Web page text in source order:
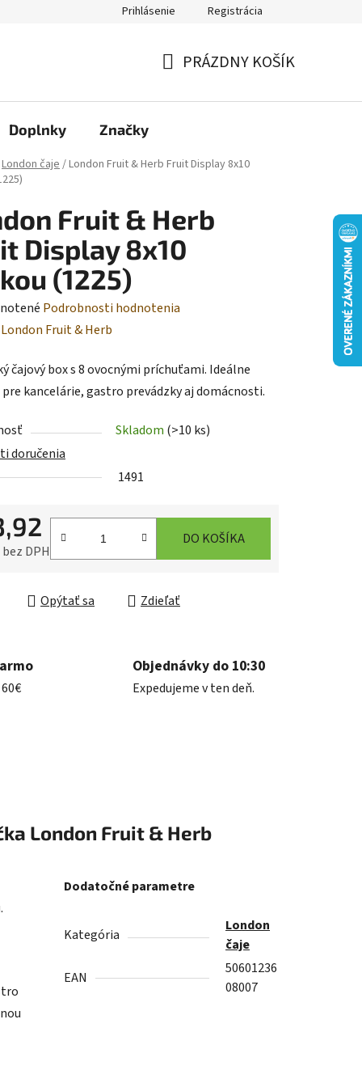
Prihlásenie Registrácia
PRÁZDNY KOŠÍK
Doplnky Značky
London čaje/London Fruit & Herb Fruit Display 8x10
Fruit & Herb
Display 8x10
(1225)
Podrobnosti hodnotenia
London Fruit & Herb
čajový box s 8 ovocnými príchuťami. Ideálne
kancelárie, gastro prevádzky aj domácnosti.
Skladom (>10 ks)
doručenia
1491
DPH
DO KOŠÍKA
Opýtať sa Zdieľať
Objednávky do 10:30
Expedujeme v ten deň.
London Fruit & Herb
Dodatočné parametre
Kategória
London
čaje
EAN
50601236
08007